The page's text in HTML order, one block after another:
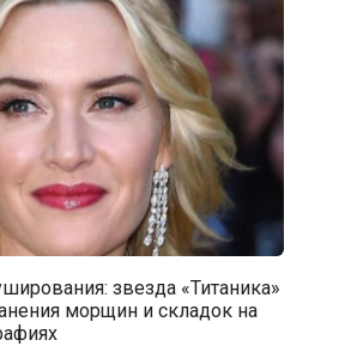
звезда «Титаника»
морщин и складок на